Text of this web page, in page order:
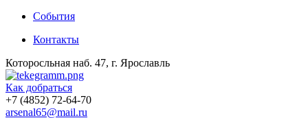
События
Контакты
Которосльная наб. 47, г. Ярославль
Как добраться
+7 (4852) 72-64-70
arsenal65@mail.ru